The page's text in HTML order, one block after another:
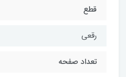
قطع
رقعی
تعداد صفحه